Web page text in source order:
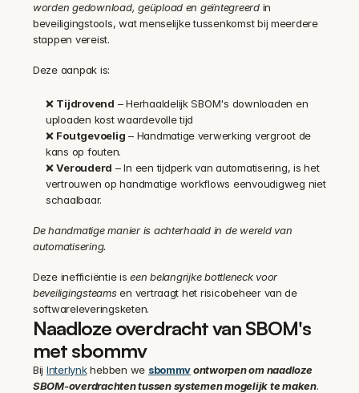
worden gedownload, geüpload en geïntegreerd in
beveiligingstools, wat menselijke tussenkomst bij meerdere
stappen vereist.
Deze aanpak is:
❌ Tijdrovend – Herhaaldelijk SBOM's downloaden en
uploaden kost waardevolle tijd
❌ Foutgevoelig – Handmatige verwerking vergroot de
kans op fouten.
❌ Verouderd – In een tijdperk van automatisering, is het
vertrouwen op handmatige workflows eenvoudigweg niet
schaalbaar.
De handmatige manier is achterhaald in de wereld van
automatisering.
Deze inefficiëntie is een belangrijke bottleneck voor
beveiligingsteams en vertraagt het risicobeheer van de
softwareleveringsketen.
Naadloze overdracht van SBOM's
met sbommv
Bij Interlynk hebben we sbommv ontworpen om naadloze
SBOM-overdrachten tussen systemen mogelijk te maken.